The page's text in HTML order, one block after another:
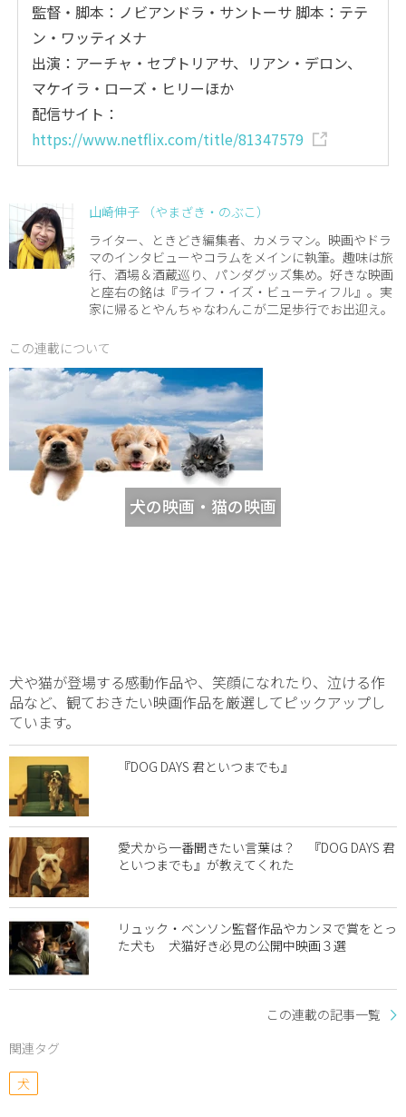
監督・脚本：ノビアンドラ・サントーサ 脚本：テテ
ン・ワッティメナ
出演：アーチャ・セプトリアサ、リアン・デロン、
マケイラ・ローズ・ヒリーほか
配信サイト：
https://www.netflix.com/title/81347579
山崎伸子 （やまざき・のぶこ）
ライター、ときどき編集者、カメラマン。映画やドラ
マのインタビューやコラムをメインに執筆。趣味は旅
行、酒場＆酒蔵巡り、パンダグッズ集め。好きな映画
と座右の銘は『ライフ・イズ・ビューティフル』。実
家に帰るとやんちゃなわんこが二足歩行でお出迎え。
この連載について
犬の映画・猫の映画
犬や猫が登場する感動作品や、笑顔になれたり、泣ける作
品など、観ておきたい映画作品を厳選してピックアップし
ています。
『DOG DAYS 君といつまでも』
愛犬から一番聞きたい言葉は？ 『DOG DAYS 君
といつまでも』が教えてくれた
リュック・ベンソン監督作品やカンヌで賞をとっ
た犬も 犬猫好き必見の公開中映画３選
この連載の記事一覧
関連タグ
犬